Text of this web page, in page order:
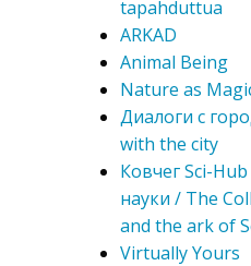
tapahduttua
ARKAD
Animal Being
Nature as
Диалоги с
with the city
Ковчег Sci-
науки / The
and the ark of
Virtually Yours